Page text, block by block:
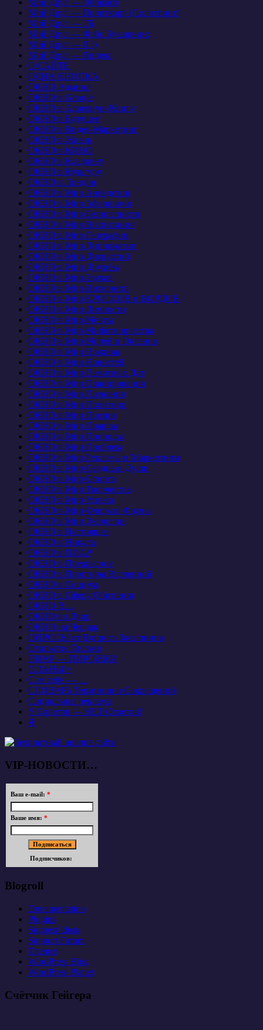
Мой Друг — Обормот
Мой Друг — Политкорр (Политринг)
Мой Друг — ТБ
Мой Друг — Фэйс Букашкин:
Мой Друг — Я :)
Мой Друг — Яндекс
О САЙТЕ
ОДНА КНОПКА
ОКНО Админа
ОКНО в Google
ОКНО в Адресную Книгу
ОКНО в Будущее
ОКНО в Видео-Маркетинг
ОКНО в Жизнь
ОКНО в КИНО
ОКНО в Кладовку
ОКНО в Культуру
ОКНО в Лондон
ОКНО в Мир Анекдотов
ОКНО в Мир Афоризмов
ОКНО в Мир Безопасности
ОКНО в Мир Воспитания
ОКНО в Мир Географии
ОКНО в Мир Дипломатии
ОКНО в Мир Дискуссий
ОКНО в Мир Дружбы
ОКНО в Мир Звуков
ОКНО в Мир Интернета
ОКНО в Мир КРОССОВ и ВОРДОВ
ОКНО в Мир Личности
ОКНО в Мир Мечты
ОКНО в Мир Мифотворчества
ОКНО в Мир Морей и Океанов
ОКНО в Мир Наживы
ОКНО в Мир Новостей
ОКНО в Мир Памятных Дат
ОКНО в Мир Планирования
ОКНО в Мир Познания
ОКНО в Мир Политики
ОКНО в Мир Поэзии
ОКНО в Мир Правды
ОКНО в Мир Природы
ОКНО в Мир Проблем
ОКНО в Мир Рекламы и Маркетинга
ОКНО в Мир Сердца и Души
ОКНО в Мир Спорта
ОКНО в Мир Творчества
ОКНО в Мир Успеха
ОКНО в Мир Флоры и Фауны
ОКНО в Мир Экологии
ОКНО в Настоящее
ОКНО в Никуда
ОКНО в ПИАР
ОКНО в Прекрасное
ОКНО в Просторы Вселенной
ОКНО в Социум
ОКНО в Сферу Обитания
ОКНО В…
ОКНО во Двор
ОКНО на Чердак
ОПРОСЫ от Вопроса Засыпкина
Открытое Письмо
ПИАР — ПИРОЖКИ
ПЛАНЫ +
Сам себе — …
СЛОВАРЬ Терминов и Сокращений
Социальная реклама
У Советов — НЕТ Ответов!
Я
VIP-НОВОСТИ…
Ваш e-mail: *
Ваше имя: *
Подписчиков:
Blogroll
Documentation
Plugins
Suggest Ideas
Support Forum
Themes
WordPress Blog
WordPress Planet
Счётчик Гейгера